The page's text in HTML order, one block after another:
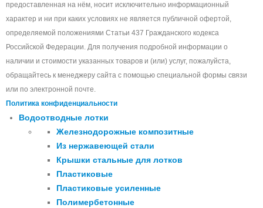
предоставленная на нём, носит исключительно информационный
характер и ни при каких условиях не является публичной офертой,
определяемой положениями Статьи 437 Гражданского кодекса
Российской Федерации. Для получения подробной информации о
наличии и стоимости указанных товаров и (или) услуг, пожалуйста,
обращайтесь к менеджеру сайта с помощью специальной формы связи
или по электронной почте.
Политика конфиденциальности
Водоотводные лотки
Железнодорожные композитные
Из нержавеющей стали
Крышки стальные для лотков
Пластиковые
Пластиковые усиленные
Полимербетонные